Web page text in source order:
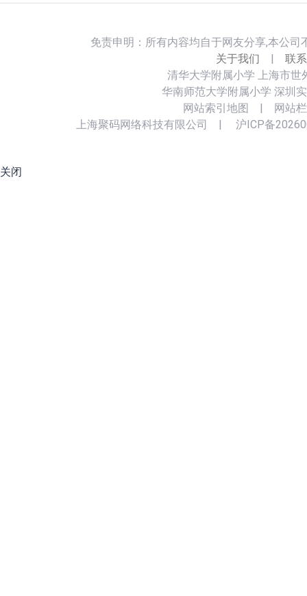
免责申明：所有内容均自于网友分享,本公
关于我们
联
清华大学附属小学 上海市世
华南师范大学附属小学 深圳
网站索引地图
网站
上海聚码网络科技有限公司
沪ICP备
关闭